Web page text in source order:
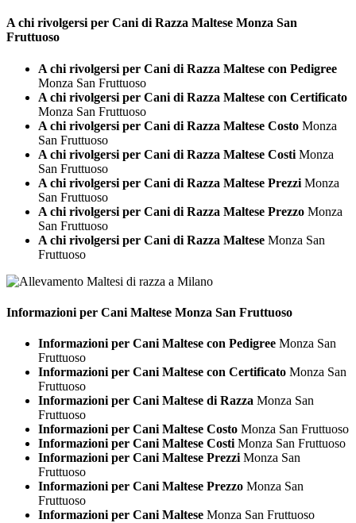
A chi rivolgersi per Cani di Razza Maltese Monza San
Fruttuoso
A chi rivolgersi per Cani di Razza Maltese con Pedigree
Monza San Fruttuoso
A chi rivolgersi per Cani di Razza Maltese con Certificato
Monza San Fruttuoso
A chi rivolgersi per Cani di Razza Maltese Costo Monza
San Fruttuoso
A chi rivolgersi per Cani di Razza Maltese Costi Monza
San Fruttuoso
A chi rivolgersi per Cani di Razza Maltese Prezzi Monza
San Fruttuoso
A chi rivolgersi per Cani di Razza Maltese Prezzo Monza
San Fruttuoso
A chi rivolgersi per Cani di Razza Maltese Monza San
Fruttuoso
Informazioni per Cani Maltese Monza San Fruttuoso
Informazioni per Cani Maltese con Pedigree Monza San
Fruttuoso
Informazioni per Cani Maltese con Certificato Monza San
Fruttuoso
Informazioni per Cani Maltese di Razza Monza San
Fruttuoso
Informazioni per Cani Maltese Costo Monza San Fruttuoso
Informazioni per Cani Maltese Costi Monza San Fruttuoso
Informazioni per Cani Maltese Prezzi Monza San
Fruttuoso
Informazioni per Cani Maltese Prezzo Monza San
Fruttuoso
Informazioni per Cani Maltese Monza San Fruttuoso